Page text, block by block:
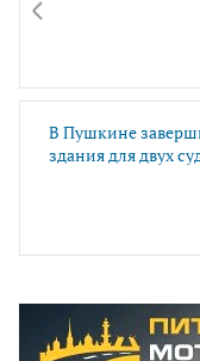
В Пушкине
здания для двух